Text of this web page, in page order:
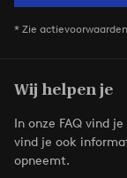
* Zie
Wij helpen je
In onze FAQ vind
vind je ook
opneemt.